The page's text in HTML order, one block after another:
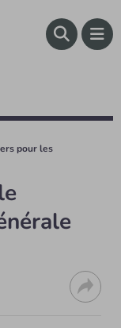
pour les